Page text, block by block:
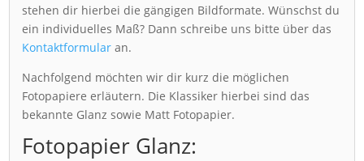
stehen dir hierbei die gängigen Bildformate. Wünschst du
ein individuelles Maß? Dann schreibe uns bitte über das
Kontaktformular an.
Nachfolgend möchten wir dir kurz die möglichen
Fotopapiere erläutern. Die Klassiker hierbei sind das
bekannte Glanz sowie Matt Fotopapier.
Fotopapier Glanz: